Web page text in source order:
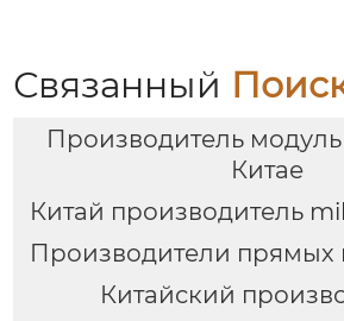
Связанный
Производитель
Китае
Китай производитель
Производители прямых
Китайский